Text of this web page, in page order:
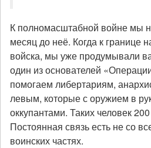
К полномасштабной войне мы
месяц до неё. Когда к границе
войска, мы уже продумывали
один из основателей
помогаем либертариям,
левым, которые с оружием в
оккупантами. Таких человек
Постоянная связь есть не со
воинских частях.